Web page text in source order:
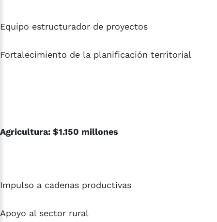
Equipo estructurador de proyectos
Fortalecimiento de la planificación territorial
Agricultura: $1.150 millones
Impulso a cadenas productivas
Apoyo al sector rural